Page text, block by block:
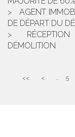
AGENT
DE DÉPART DU
DÉMOLITION
<< < ... 5